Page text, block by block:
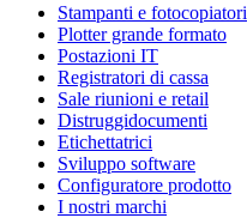
Stampanti e fotocopiatori
Plotter grande formato
Postazioni IT
Registratori di cassa
Sale riunioni e retail
Distruggidocumenti
Etichettatrici
Sviluppo software
Configuratore prodotto
I nostri marchi